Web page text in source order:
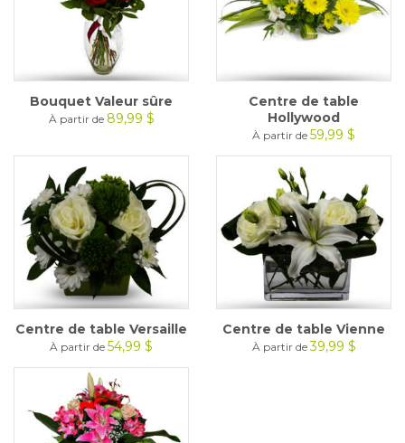
Bouquet Valeur sûre
À partir de 89,99 $
Centre de table
Hollywood
À partir de 59,99 $
Centre de table Versaille
À partir de 54,99 $
Centre de table Vienne
À partir de39,99 $